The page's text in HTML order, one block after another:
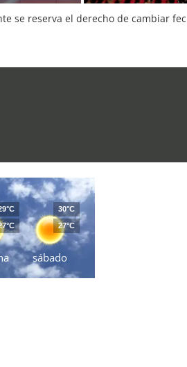
se reserva el derecho de cambiar
sábado
30°C
27°C